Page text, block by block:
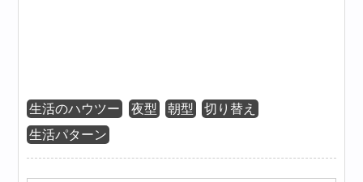
生活のハウツー 夜型 朝型
切り替え
生活パターン